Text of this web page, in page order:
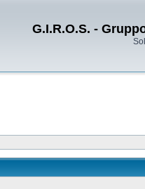
G.I.R.O.S. -